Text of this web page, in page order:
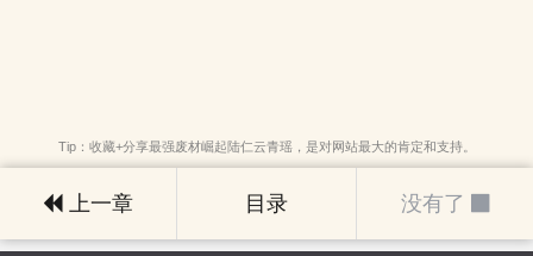
Tip：收藏+分享最强废材崛起陆仁云青瑶，是对网站最大的肯定和支持。
上一章 目录 没有了